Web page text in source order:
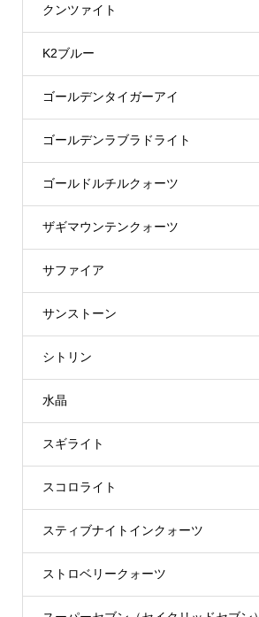
クンツァイト
K2ブルー
ゴールデンタイガーアイ
ゴールデンラブラドライト
ゴールドルチルクォーツ
ザギマウンテンクォーツ
サファイア
サンストーン
シトリン
水晶
スギライト
スコロライト
スティブナイトインクォーツ
ストロベリークォーツ